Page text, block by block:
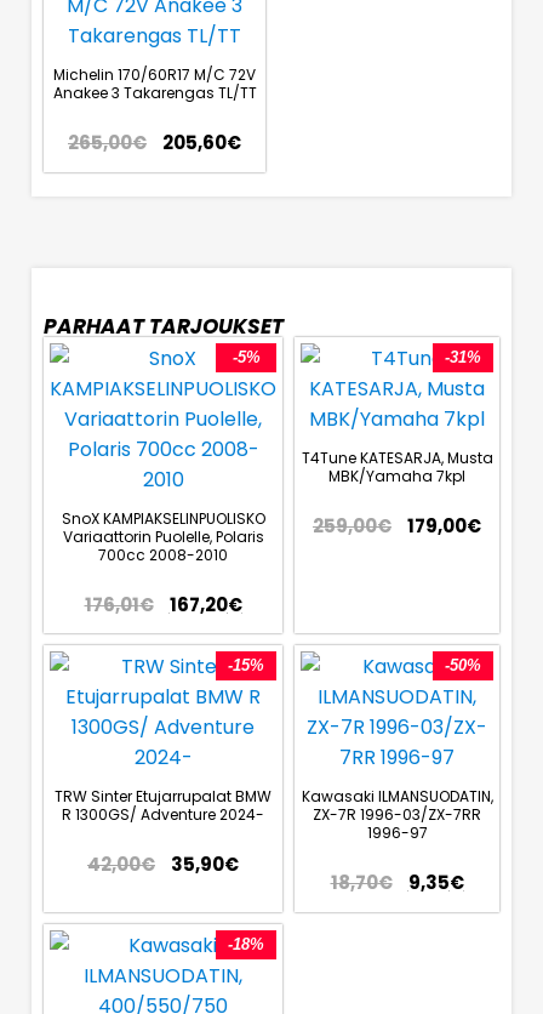
Michelin 170/60R17 M/C 72V
Anakee 3 Takarengas TL/TT
265,00€ 205,60€
PARHAAT TARJOUKSET
-5%
SnoX KAMPIAKSELINPUOLISKO
Variaattorin Puolelle, Polaris
700cc 2008-2010
176,01€ 167,20€
-31%
T4Tune KATESARJA, Musta
MBK/Yamaha 7kpl
259,00€ 179,00€
-15%
TRW Sinter Etujarrupalat BMW
R 1300GS/ Adventure 2024-
42,00€ 35,90€
-50%
Kawasaki ILMANSUODATIN,
ZX-7R 1996-03/ZX-7RR
1996-97
18,70€ 9,35€
-18%